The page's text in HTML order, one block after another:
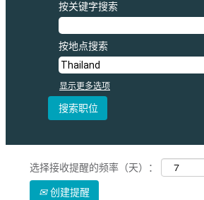
按关键字搜索
按地点搜索
显示更多选项
选择接收提醒的频率（天）：
创建提醒